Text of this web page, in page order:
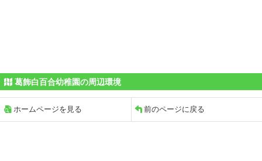
葛飾白百合幼稚園の周辺環境
ホームページを見る 前のページに戻る